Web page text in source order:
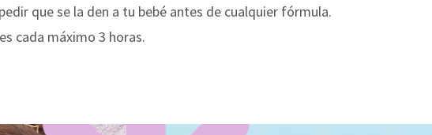
que se la den a tu bebé antes de cualquier fórmula.
cada máximo 3 horas.